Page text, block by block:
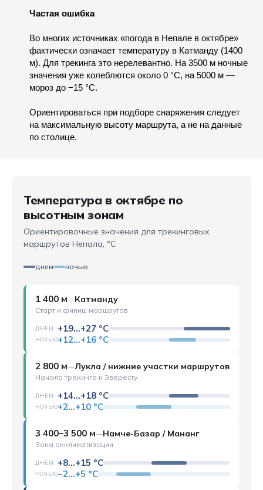
Частая ошибка
Во многих источниках «погода в Непале в октябре»
фактически означает температуру в Катманду (1400
м). Для трекинга это нерелевантно. На 3500 м ночные
значения уже колеблются около 0 °C, на 5000 м —
мороз до −15 °C.
Ориентироваться при подборе снаряжения следует
на максимальную высоту маршрута, а не на данные
по столице.
Температура в октябре по
высотным зонам
Ориентировочные значения для трекинговых
маршрутов Непала, °C
днем ночью
1 400 м—Катманду
Старт и финиш маршрутов
ДНЕМ +19…+27 °C
НОЧЬЮ+12…+16 °C
2 800 м—Лукла / нижние участки маршрутов
Начало трекинга к Эвересту
ДНЕМ +14…+18 °C
НОЧЬЮ+2…+10 °C
3 400–3 500 м—Намче-Базар / Мананг
Зона акклиматизации
ДНЕМ +8…+15 °C
НОЧЬЮ−2…+5 °C